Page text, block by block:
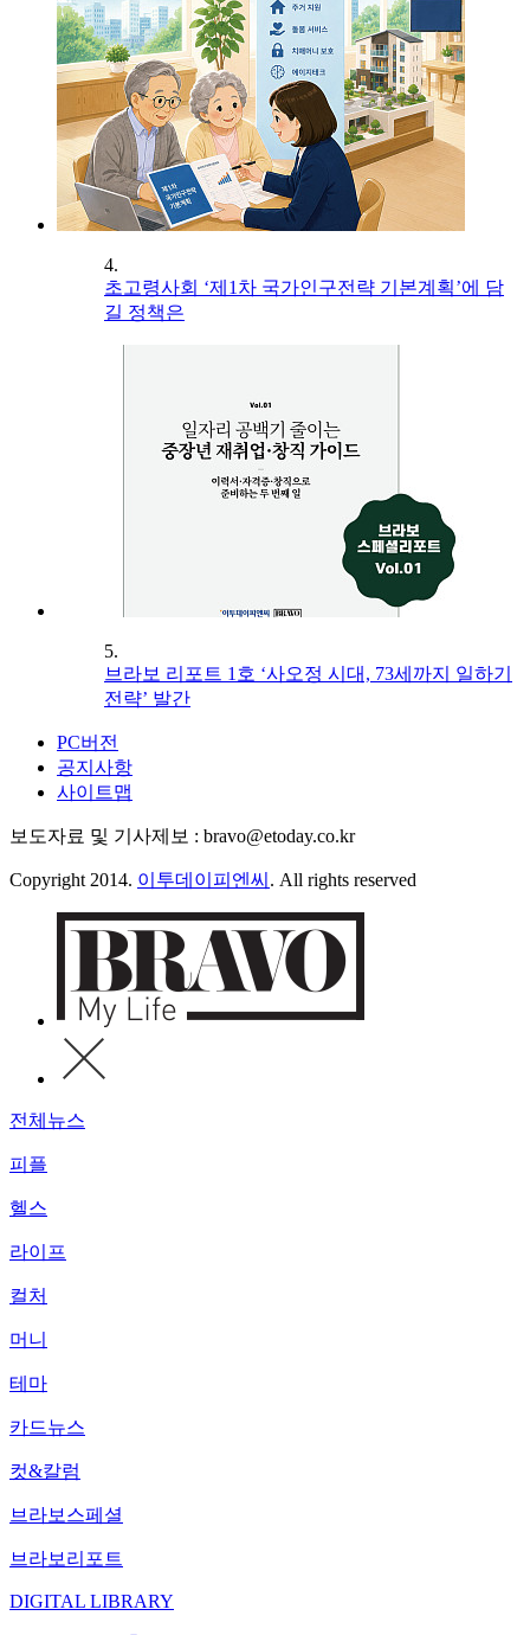
4.
초고령사회 ‘제1차 국가인구전략 기본계획’에 담
길 정책은
5.
브라보 리포트 1호 ‘사오정 시대, 73세까지 일하기
전략’ 발간
PC버전
공지사항
사이트맵
보도자료 및 기사제보 : bravo@etoday.co.kr
Copyright 2014. 이투데이피엔씨 . All rights reserved
전체뉴스
피플
헬스
라이프
컬처
머니
테마
카드뉴스
컷&칼럼
브라보스페셜
브라보리포트
DIGITAL LIBRARY